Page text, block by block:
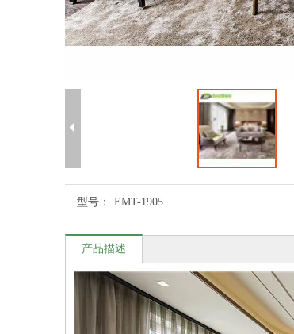
型号： EMT-1905
产品描述